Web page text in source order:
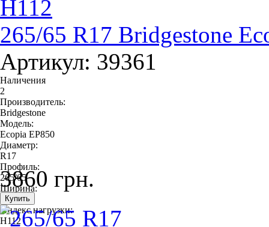
265/65 R17 Bridgestone
Артикул: 39361
Наличения
2
Производитель:
Bridgestone
Модель:
Ecopia EP850
Диаметр:
R17
Профиль:
265/65
Ширина:
265
Индекс нагрузки:
H112
3860 грн.